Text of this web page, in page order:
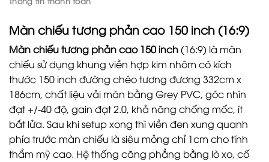
Màn chiếu tương phản cao 150 inch (16:9)
Màn chiếu tương phản cao 150 inch(16:9) là màn
chiếu sử dụng khung viền hợp kim nhôm có kích
thước 150 inch đường chéo tương đương 332cm x
186cm, chất liệu vải màn bằng Grey PVC, góc nhìn
đạt +/-40 độ, gain đạt 2.0, khả năng chống mốc, ít
bắt lửa. Sau khi setup xong thì viền đen xung quanh
phía trước màn chiếu là siêu mỏng chỉ 1cm cho tính
thẩm mỹ cao. Hệ thống căng phẳng bằng lò xo, cố